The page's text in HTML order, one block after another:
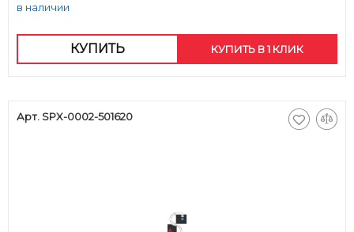
в наличии
КУПИТЬ КУПИТЬ В 1 КЛИК
Арт. SPX-0002-501620